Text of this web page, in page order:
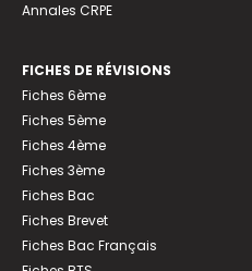
Annales CRPE
FICHES DE RÉVISIONS
Fiches 6ème
Fiches 5ème
Fiches 4ème
Fiches 3ème
Fiches Bac
Fiches Brevet
Fiches Bac Français